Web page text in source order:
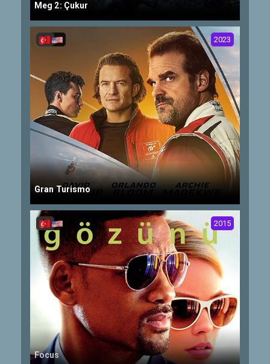
Meg 2: Çukur
Gran Turismo
2023
Focus
2015